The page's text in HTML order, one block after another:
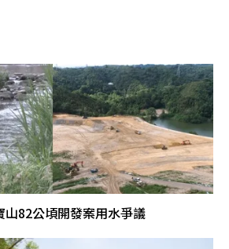
82公頃開發案用水爭議